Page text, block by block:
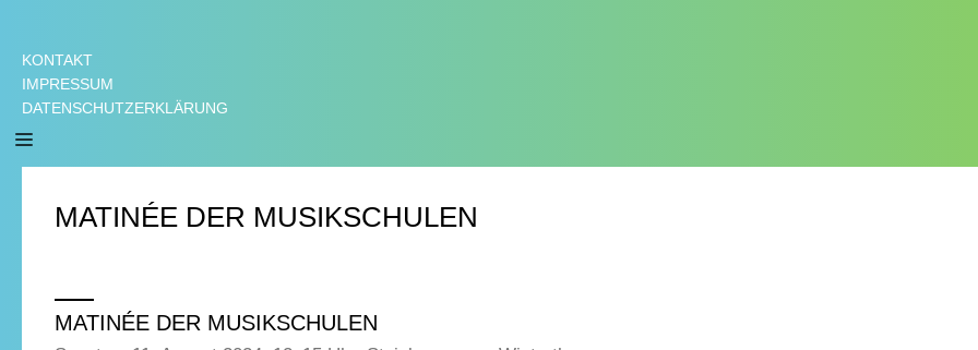
KONTAKT
IMPRESSUM
DATENSCHUTZERKLÄRUNG
MATINÉE DER MUSIKSCHULEN
MATINÉE DER MUSIKSCHULEN